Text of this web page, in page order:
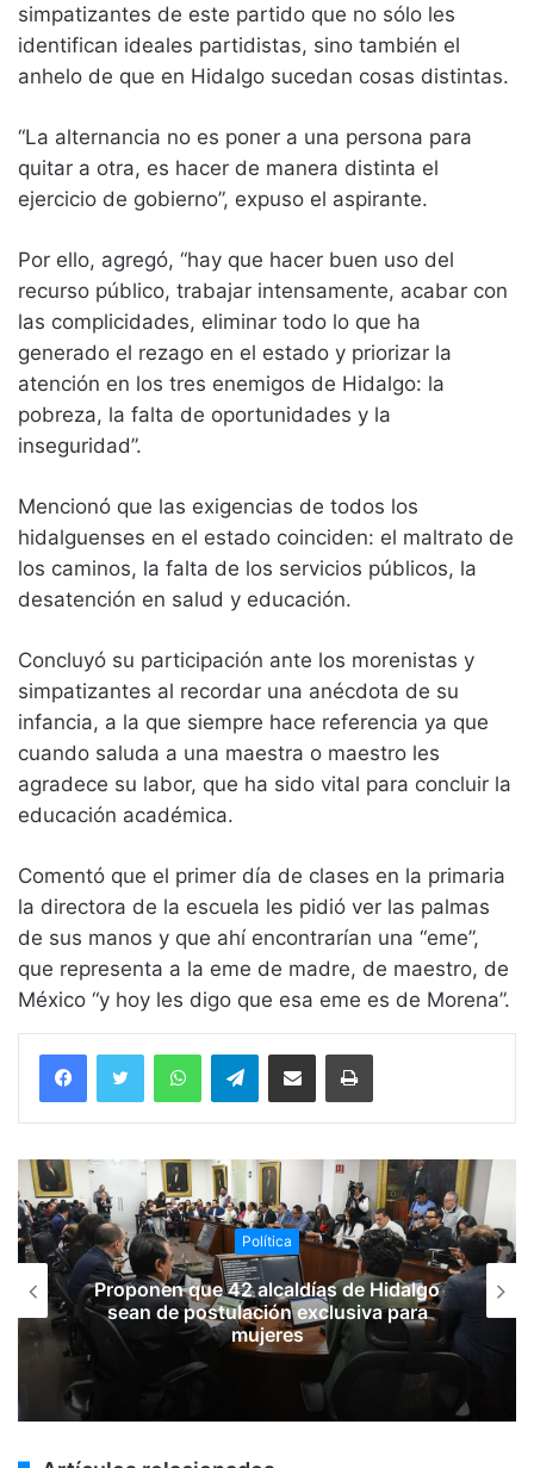
simpatizantes de este partido que no sólo les
identifican ideales partidistas, sino también el
anhelo de que en Hidalgo sucedan cosas distintas.
“La alternancia no es poner a una persona para
quitar a otra, es hacer de manera distinta el
ejercicio de gobierno”, expuso el aspirante.
Por ello, agregó, “hay que hacer buen uso del
recurso público, trabajar intensamente, acabar con
las complicidades, eliminar todo lo que ha
generado el rezago en el estado y priorizar la
atención en los tres enemigos de Hidalgo: la
pobreza, la falta de oportunidades y la
inseguridad”.
Mencionó que las exigencias de todos los
hidalguenses en el estado coinciden: el maltrato de
los caminos, la falta de los servicios públicos, la
desatención en salud y educación.
Concluyó su participación ante los morenistas y
simpatizantes al recordar una anécdota de su
infancia, a la que siempre hace referencia ya que
cuando saluda a una maestra o maestro les
agradece su labor, que ha sido vital para concluir la
educación académica.
Comentó que el primer día de clases en la primaria
la directora de la escuela les pidió ver las palmas
de sus manos y que ahí encontrarían una “eme”,
que representa a la eme de madre, de maestro, de
México “y hoy les digo que esa eme es de Morena”.
WhatsAppTelegramCompartir vía email Imprimir
Política
Proponen que 42 alcaldías de Hidalgo
sean de postulación exclusiva para
mujeres